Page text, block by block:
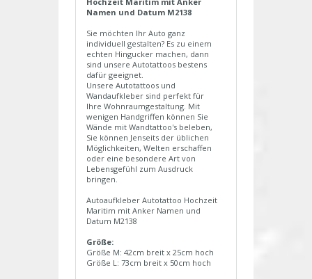
Namen und Datum M2138
Sie möchten Ihr Auto ganz
individuell gestalten? Es zu einem
echten Hingucker machen, dann
sind unsere Autotattoos bestens
dafür geeignet.
Unsere Autotattoos und
Wandaufkleber sind perfekt für
Ihre Wohnraumgestaltung. Mit
wenigen Handgriffen können Sie
Wände mit Wandtattoo's beleben,
Sie können Jenseits der üblichen
Möglichkeiten, Welten erschaffen
oder eine besondere Art von
Lebensgefühl zum Ausdruck
bringen.
Autoaufkleber Autotattoo Hochzeit
Maritim mit Anker Namen und
Datum M2138
Größe:
Größe M: 42cm breit x 25cm hoch
Größe L: 73cm breit x 50cm hoch